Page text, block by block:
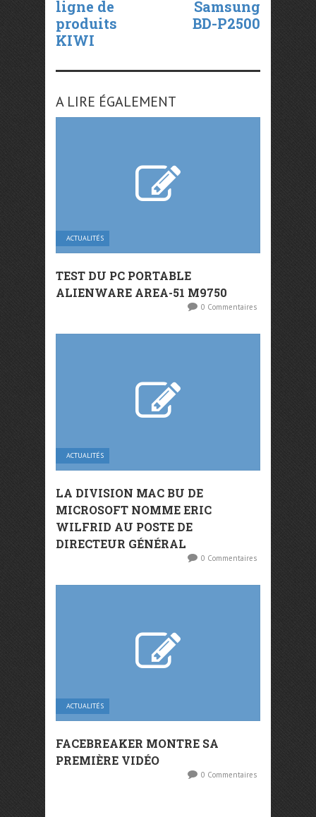
ligne de
produits
KIWI
Samsung
BD-P2500
A LIRE ÉGALEMENT
ACTUALITÉS
TEST DU PC PORTABLE
ALIENWARE AREA-51 M9750
0 Commentaires
ACTUALITÉS
LA DIVISION MAC BU DE
MICROSOFT NOMME ERIC
WILFRID AU POSTE DE
DIRECTEUR GÉNÉRAL
0 Commentaires
ACTUALITÉS
FACEBREAKER MONTRE SA
PREMIÈRE VIDÉO
0 Commentaires